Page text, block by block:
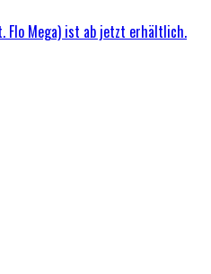
Flo Mega) ist ab jetzt erhältlich.